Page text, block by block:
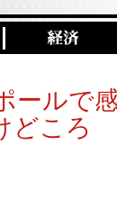
ールで
どころ